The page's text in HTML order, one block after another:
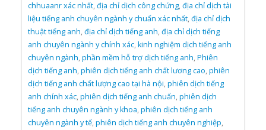
chhuaanr xác nhất,địa chỉ dịch công chứng,địa chỉ dịch tài
liệu tiếng anh chuyên ngành y chuẩn xác nhất,địa chỉ dịch
thuật tiếng anh,địa chỉ dịch tiếng anh,địa chỉ dịch tiếng
anh chuyên ngành y chính xác,kinh nghiệm dịch tiếng anh
chuyên ngành,phần mềm hỗ trợ dịch tiếng anh,Phiên
dịch tiếng anh,phiên dịch tiếng anh chất lương cao,phiên
dịch tiếng anh chất lượng cao tại hà nội,phiên dịch tiếng
anh chính xác,phiên dịch tiếng anh chuẩn,phiên dịch
tiếng anh chuyên ngành y khoa,phiên dịch tiếng anh
chuyên ngành y tế,phiên dịch tiếng anh chuyên nghiệp,